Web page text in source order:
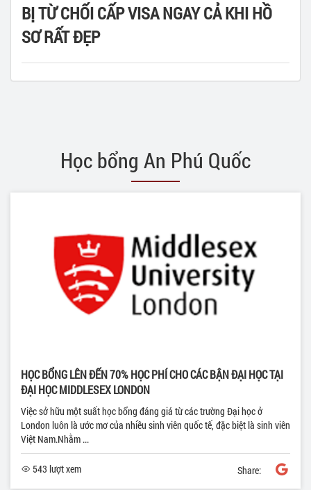
BỊ TỪ CHỐI CẤP VISA NGAY CẢ KHI HỒ
SƠ RẤT ĐẸP
Học bổng An Phú Quốc
HỌC BỔNG LÊN ĐẾN 70% HỌC PHÍ CHO CÁC BẬN ĐẠI HỌC TẠI
ĐẠI HỌC MIDDLESEX LONDON
Việc sở hữu một suất học bổng đáng giá từ các trường Đại học ở
London luôn là ước mơ của nhiều sinh viên quốc tế, đặc biệt là sinh viên
Việt Nam.Nhằm ...
543 lượt xem Share: